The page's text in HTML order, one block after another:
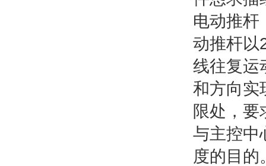
电动推杆
动推杆以
线往复运
和方向实
限处，要
与主控中
度的目的